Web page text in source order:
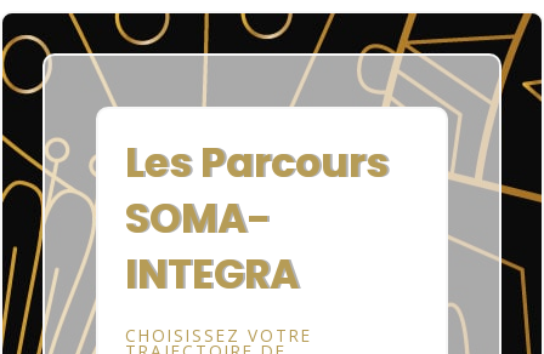
Les Parcours
SOMA-
INTEGRA
CHOISISSEZ VOTRE